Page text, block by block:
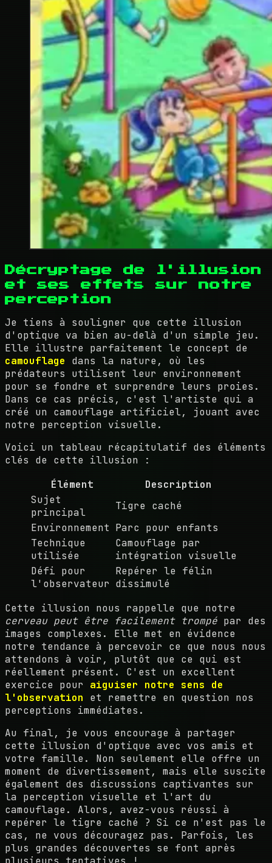
Décryptage de l'illusion
et ses effets sur notre
perception
Je tiens à souligner que cette illusion
d'optique va bien au-delà d'un simple jeu.
Elle illustre parfaitement le concept de
camouflage dans la nature, où les
prédateurs utilisent leur environnement
pour se fondre et surprendre leurs proies.
Dans ce cas précis, c'est l'artiste qui a
créé un camouflage artificiel, jouant avec
notre perception visuelle.
Voici un tableau récapitulatif des éléments
clés de cette illusion :
Élément
Description
Sujet
principal
Tigre caché
Environnement Parc pour enfants
Technique
utilisée
Camouflage par
intégration visuelle
Défi pour
l'observateur
Repérer le félin
dissimulé
Cette illusion nous rappelle que notre
cerveau peut être facilement trompé par des
images complexes. Elle met en évidence
notre tendance à percevoir ce que nous nous
attendons à voir, plutôt que ce qui est
réellement présent. C'est un excellent
exercice pour aiguiser notre sens de
l'observation et remettre en question nos
perceptions immédiates.
Au final, je vous encourage à partager
cette illusion d'optique avec vos amis et
votre famille. Non seulement elle offre un
moment de divertissement, mais elle suscite
également des discussions captivantes sur
la perception visuelle et l'art du
camouflage. Alors, avez-vous réussi à
repérer le tigre caché ? Si ce n'est pas le
cas, ne vous découragez pas. Parfois, les
plus grandes découvertes se font après